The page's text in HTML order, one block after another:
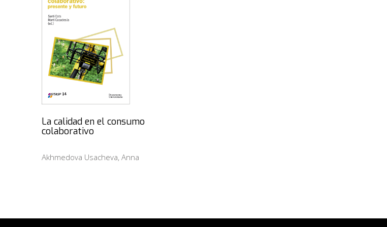
La calidad en el consumo
colaborativo
Akhmedova Usacheva, Anna